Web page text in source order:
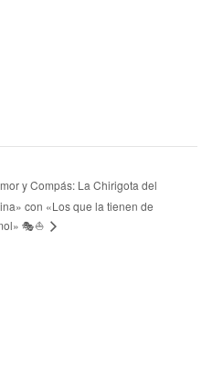
y Compás: La Chirigota del
con «Los que la tienen de
🎭⛵